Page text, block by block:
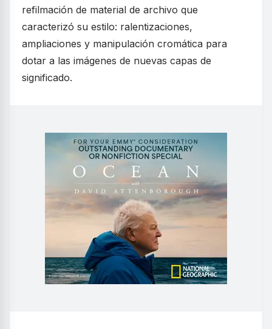
refilmación de material de archivo que
caracterizó su estilo: ralentizaciones,
ampliaciones y manipulación cromática para
dotar a las imágenes de nuevas capas de
significado.